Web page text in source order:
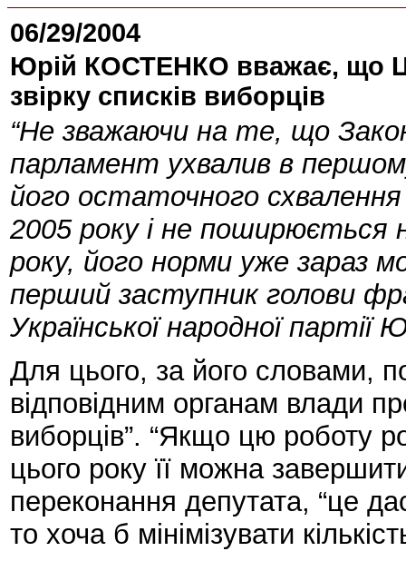
06/29/2004
Юрій КОСТЕНКО вважає, що
звірку списків виборців
“Не зважаючи на те, що
парламент ухвалив в
його остаточного
2005 року і не поширюється
року, його норми уже зараз
перший заступник голови
Української народної
Для цього, за його словами,
відповідним органам влади
виборців”. “Якщо цю роботу
цього року її можна
переконання депутата, “це
то хоча б мінімізувати